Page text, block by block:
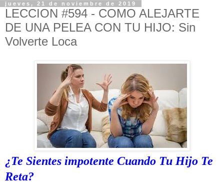
jueves, 21 de noviembre de 2019
LECCION #594 - COMO ALEJARTE
DE UNA PELEA CON TU HIJO: Sin
Volverte Loca
¿Te Sientes impotente Cuando Tu Hijo Te
Reta?